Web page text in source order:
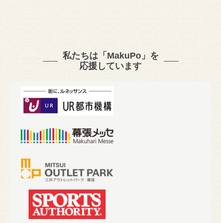
私たちは「MakuPo」を
応援しています